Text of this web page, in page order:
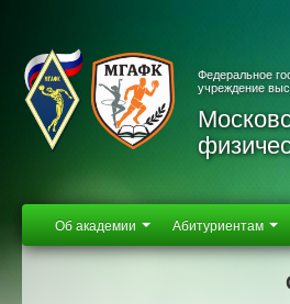
Федеральное
учреждение
Об академии Абитуриентам